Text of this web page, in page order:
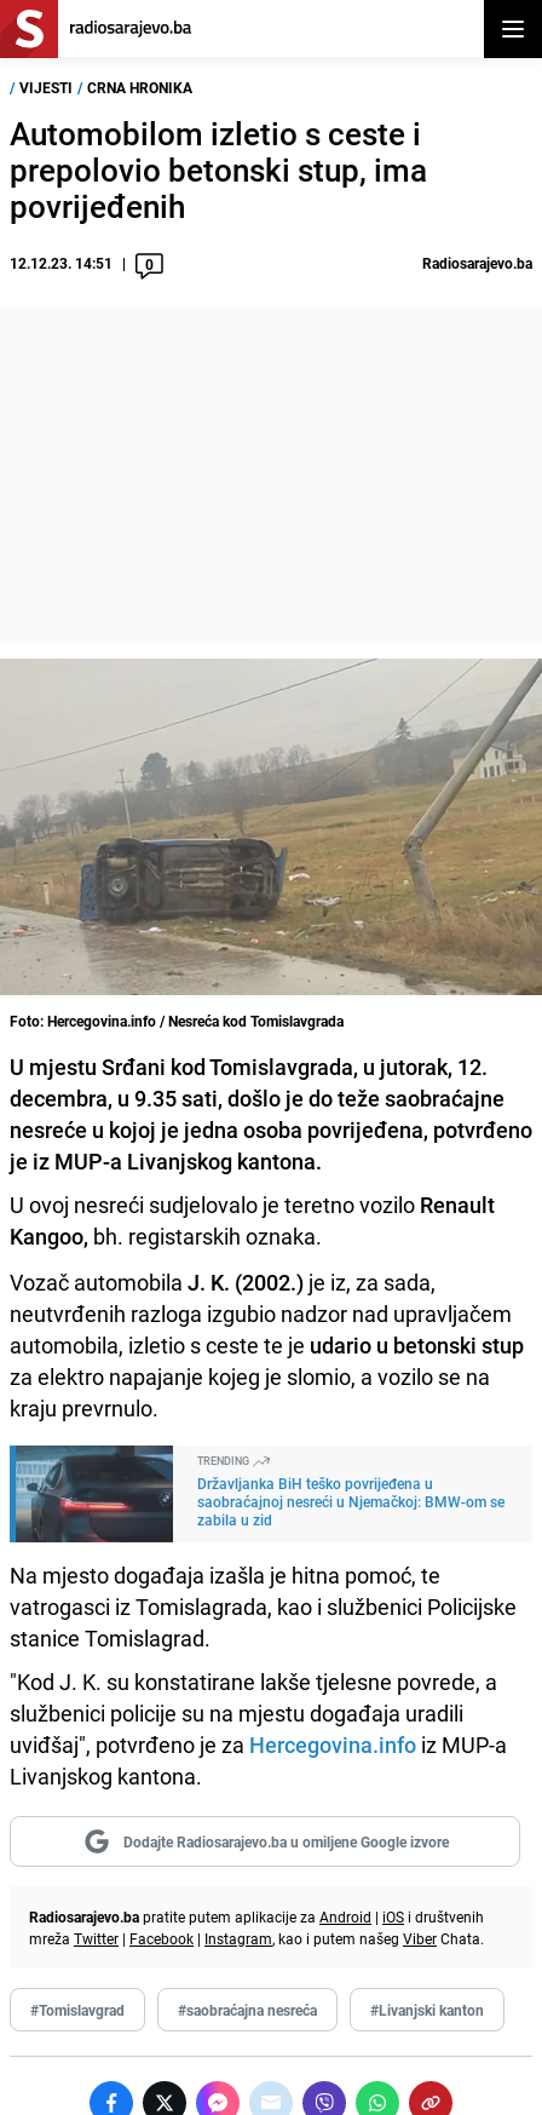
/ VIJESTI / CRNA HRONIKA
Automobilom izletio s ceste i
prepolovio betonski stup, ima
povrijeđenih
12.12.23. 14:51 0 Radiosarajevo.ba
Foto: Hercegovina.info / Nesreća kod Tomislavgrada
U mjestu Srđani kod Tomislavgrada, u jutorak, 12.
decembra, u 9.35 sati, došlo je do teže saobraćajne
nesreće u kojoj je jedna osoba povrijeđena, potvrđeno
je iz MUP-a Livanjskog kantona.
U ovoj nesreći sudjelovalo je teretno vozilo Renault
Kangoo, bh. registarskih oznaka.
Vozač automobila J. K. (2002.) je iz, za sada,
neutvrđenih razloga izgubio nadzor nad upravljačem
automobila, izletio s ceste te je udario u betonski stup
za elektro napajanje kojeg je slomio, a vozilo se na
kraju prevrnulo.
TRENDING
Državljanka BiH teško povrijeđena u
saobraćajnoj nesreći u Njemačkoj: BMW-om se
zabila u zid
Na mjesto događaja izašla je hitna pomoć, te
vatrogasci iz Tomislagrada, kao i službenici Policijske
stanice Tomislagrad.
"Kod J. K. su konstatirane lakše tjelesne povrede, a
službenici policije su na mjestu događaja uradili
uviđšaj", potvrđeno je za Hercegovina.info iz MUP-a
Livanjskog kantona.
Dodajte Radiosarajevo.ba u omiljene Google izvore
Radiosarajevo.bapratite putem aplikacije za Android | iOS i društvenih
mreža Twitter | Facebook | Instagram, kao i putem našeg ViberChata.
#Tomislavgrad #saobraćajna nesreća #Livanjski kanton